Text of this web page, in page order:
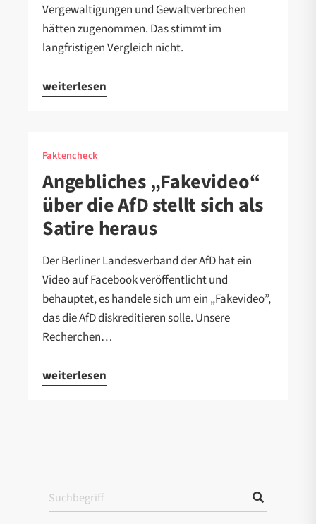
Vergewaltigungen und Gewaltverbrechen
hätten zugenommen. Das stimmt im
langfristigen Vergleich nicht.
weiterlesen
Faktencheck
Angebliches „Fakevideo“
über die AfD stellt sich als
Satire heraus
Der Berliner Landesverband der AfD hat ein
Video auf Facebook veröffentlicht und
behauptet, es handele sich um ein „Fakevideo”,
das die AfD diskreditieren solle. Unsere
Recherchen…
weiterlesen